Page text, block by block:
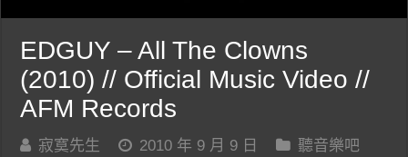
EDGUY – All The Clowns
(2010) // Official Music Video //
AFM Records
寂寞先生 2010 年 9 月 9 日
聽音樂吧